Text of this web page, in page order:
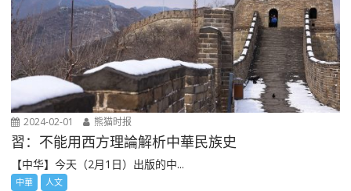
2024-02-01 熊猫时报
習：不能用西方理論解析中華民族史
【中华】今天（2月1日）出版的中...
中華 人文